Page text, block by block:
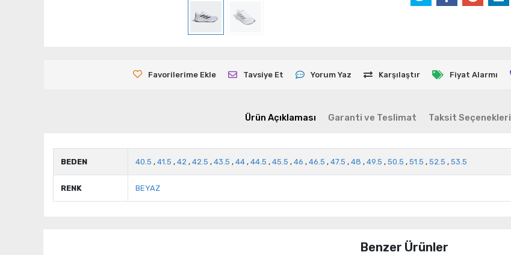
Favorilerime Ekle Tavsiye Et Yorum Yaz Karşılaştır Fiyat Alarmı
Ürün Açıklaması Garanti ve Teslimat Taksit Seçenekleri
BEDEN 40.5 , 41.5 , 42 , 42.5 , 43.5 , 44 , 44.5 , 45.5 , 46 , 46.5 , 47.5 , 48 , 49.5 , 50.5 , 51.5 , 52.5 , 53.5
RENK BEYAZ
Benzer Ürünler